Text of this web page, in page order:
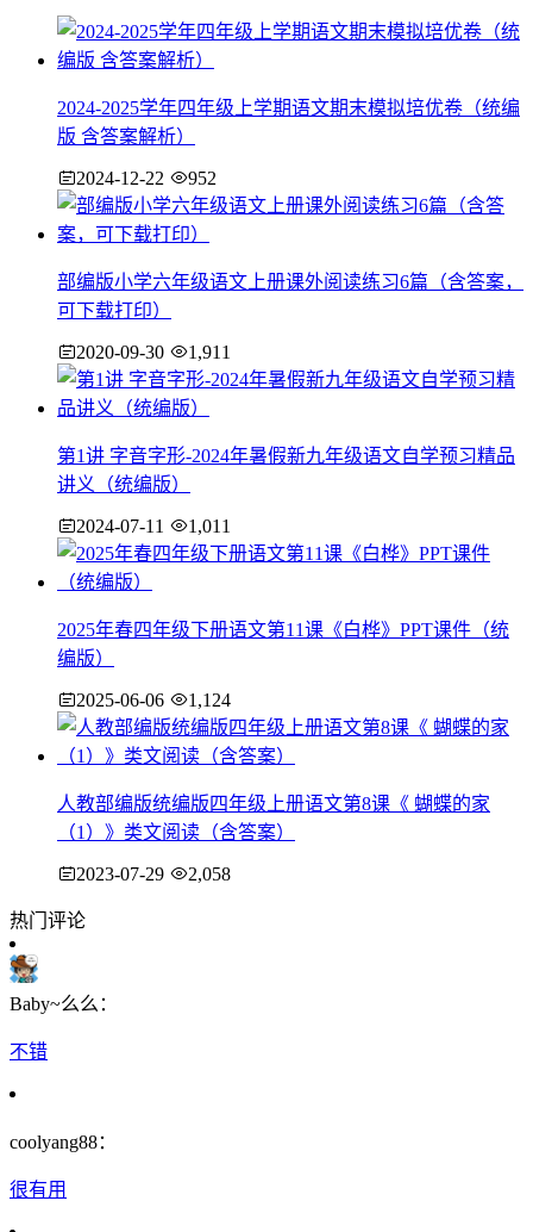
2024-2025学年四年级上学期语文期末模拟培优卷（统编
版 含答案解析）
2024-12-22 952
部编版小学六年级语文上册课外阅读练习6篇（含答案，
可下载打印）
2020-09-30 1,911
第1讲 字音字形-2024年暑假新九年级语文自学预习精品
讲义（统编版）
2024-07-11 1,011
2025年春四年级下册语文第11课《白桦》PPT课件（统
编版）
2025-06-06 1,124
人教部编版统编版四年级上册语文第8课《 蝴蝶的家
（1）》类文阅读（含答案）
2023-07-29 2,058
热门评论
Baby~么么：
不错
coolyang88：
很有用